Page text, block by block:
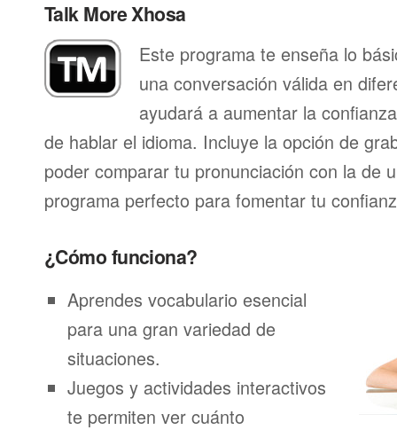
Talk More Xhosa
Este programa te enseña lo
una conversación válida en
ayudará a aumentar la
de hablar el idioma. Incluye la opción de
poder comparar tu pronunciación con la de
programa perfecto para fomentar tu
¿Cómo funciona?
Aprendes vocabulario esencial
para una gran variedad de
situaciones.
Juegos y actividades interactivos
te permiten ver cuánto